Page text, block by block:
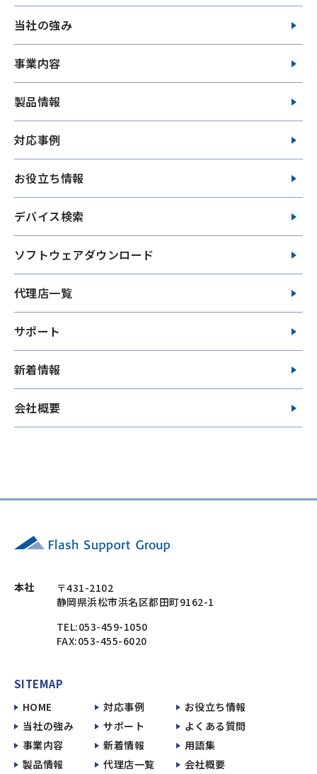
当社の強み
事業内容
製品情報
対応事例
お役立ち情報
デバイス検索
ソフトウェアダウンロード
代理店一覧
サポート
新着情報
会社概要
本社
〒431-2102
静岡県浜松市浜名区都田町9162-1
TEL:053-459-1050
FAX:053-455-6020
SITEMAP
HOME
当社の強み
事業内容
製品情報
対応事例
サポート
新着情報
代理店一覧
お役立ち情報
よくある質問
用語集
会社概要